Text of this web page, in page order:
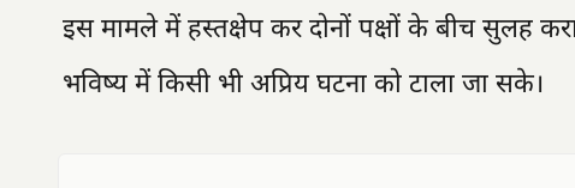
इस मामले में हस्तक्षेप कर दोनों पक्षों के बीच सुलह
भविष्य में किसी भी अप्रिय घटना को टाला जा सके।